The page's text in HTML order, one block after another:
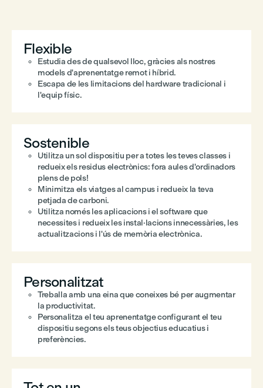
Flexible
Estudia des de qualsevol lloc, gràcies als nostres
models d'aprenentatge remot i híbrid.
Escapa de les limitacions del hardware tradicional i
l'equip físic.
Sostenible
Utilitza un sol dispositiu per a totes les teves classes i
redueix els residus electrònics: fora aules d'ordinadors
plens de pols!
Minimitza els viatges al campus i redueix la teva
petjada de carboni.
Utilitza només les aplicacions i el software que
necessites i redueix les instal·lacions innecessàries, les
actualitzacions i l'ús de memòria electrònica.
Personalitzat
Treballa amb una eina que coneixes bé per augmentar
la productivitat.
Personalitza el teu aprenentatge configurant el teu
dispositiu segons els teus objectius educatius i
preferències.